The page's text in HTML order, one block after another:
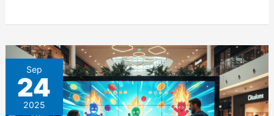
Sep
24
2025
Ide
Konten
Interaktif